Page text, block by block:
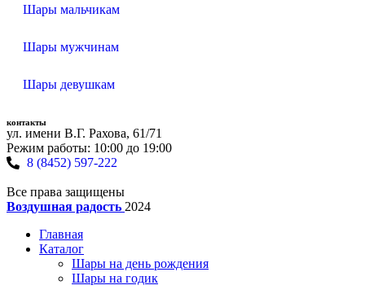
Шары мальчикам
Шары мужчинам
Шары девушкам
контакты
ул. имени В.Г. Рахова, 61/71
Режим работы: 10:00 до 19:00
8 (8452) 597-222
Все права защищены
Воздушная радость 2024
Главная
Каталог
Шары на день рождения
Шары на годик